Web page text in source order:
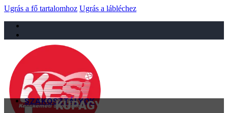
Ugrás a fő tartalomhoz Ugrás a lábléchez
sportiskola@juniorsportkft.hu
SZAKOSZTÁLYOK
KUPAGYŐZELEM ÉS KIVÁLÓ